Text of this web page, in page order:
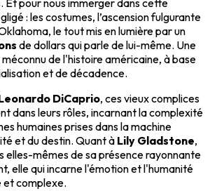
Et pour nous immerger dans cette
: les costumes, l’ascension fulgurante
le tout mis en lumière par un
de dollars qui parle de lui-même. Une
de l'histoire américaine, à base
et de décadence.
DiCaprio, ces vieux complices
dans leurs rôles, incarnant la complexité
humaines prises dans la machine
et du destin. Quant à Lily Gladstone,
elles-mêmes de sa présence rayonnante
elle qui incarne l'émotion et l'humanité
et complexe.